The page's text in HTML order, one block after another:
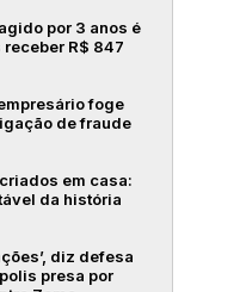
por 3 anos é
receber R$ 847
foge
de fraude
em casa:
da história
diz defesa
presa por